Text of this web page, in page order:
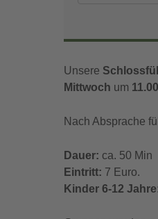
Unsere
Mittwoch um
Nach Absprache
Dauer: ca. 50 Min
Eintritt: 7 Euro.
Kinder 6-12